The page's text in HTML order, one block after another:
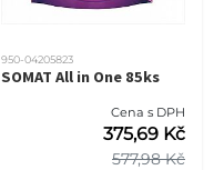
950-04205823
SOMAT All in One 85ks
Cena s DPH
577,98 Kč
375,69 Kč